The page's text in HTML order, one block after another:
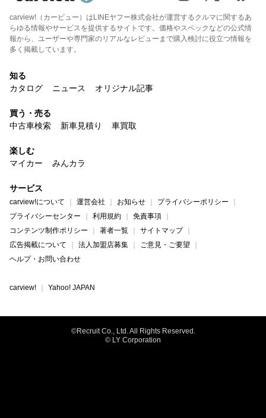
carview!（カービュー）はLINEヤフー株式会社が運営するクルマに関するあ
らゆる情報やサービスを提供するサイトです。価格やスペックなどの公式情
報から、ユーザーや専門家のリアルなレビューまで購入検討に役立つ情報を
多く掲載しています。
知る
カタログ
ニュース オリジナル記事
買う・売る
中古車検索
新車見積り 車買取
楽しむ
マイカー
みんカラ
サービス
carview!について 運営会社 お知らせ
プライバシーポリシー
プライバシーセンター
利用規約
免責事項
コンテンツ制作ポリシー
著者一覧
サイトマップ
広告掲載について
法人加盟店募集
ご意見・ご要望
ヘルプ・お問い合わせ
carview! Yahoo! JAPAN
©Recruit Co., Ltd. All Rights Reserved.
© LY Corporation